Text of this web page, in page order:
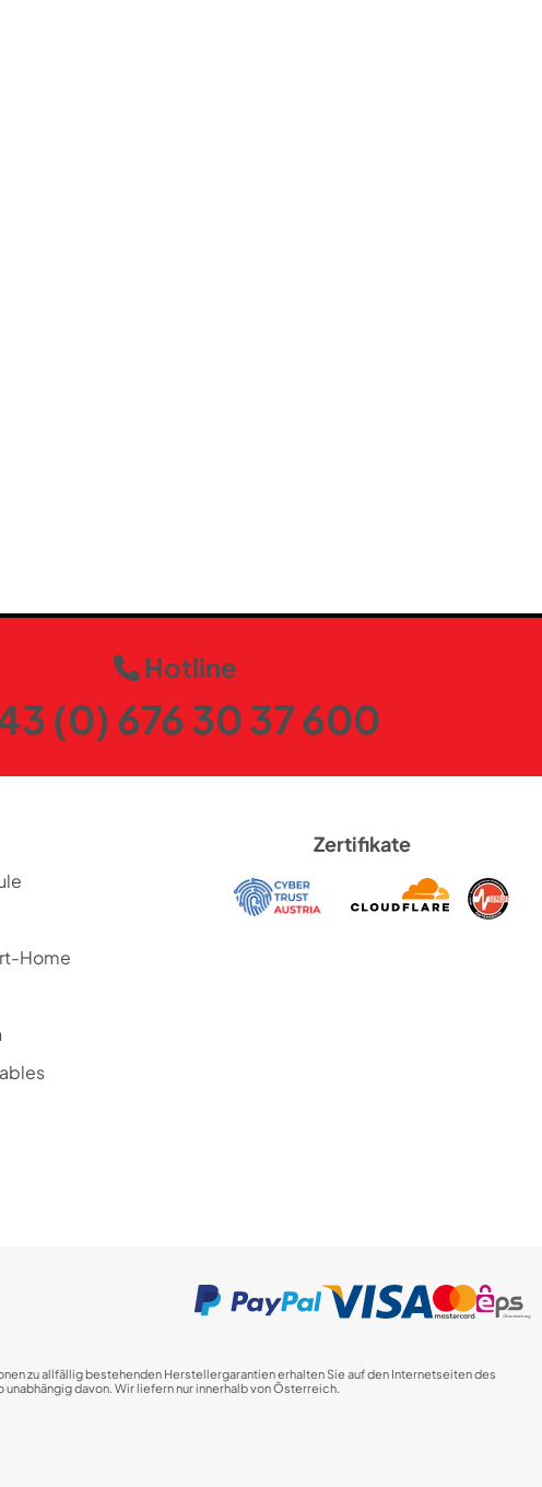
Hotline
(0) 676 30 37 600
Home
Zertifikate
zu allfällig bestehenden Herstellergarantien erhalten Sie auf den Internetseiten des
davon. Wir liefern nur innerhalb von Österreich.